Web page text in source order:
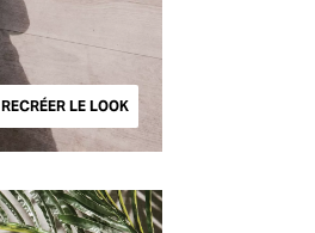
RECRÉER LE LOOK